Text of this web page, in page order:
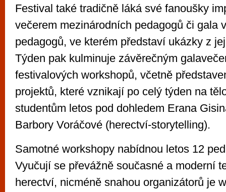
Festival také tradičně láká své fanoušky
večerem mezinárodních pedagogů či gala
pedagogů, ve kterém představí ukázky z
Týden pak kulminuje závěrečným
festivalových workshopů, včetně
projektů, které vznikají po celý týden na
studentům letos pod dohledem Erana
Barbory Voráčové (herectví-storytelling).
Samotné workshopy nabídnou letos 12
Vyučují se převážně současné a moderní
herectví, nicméně snahou organizátorů je